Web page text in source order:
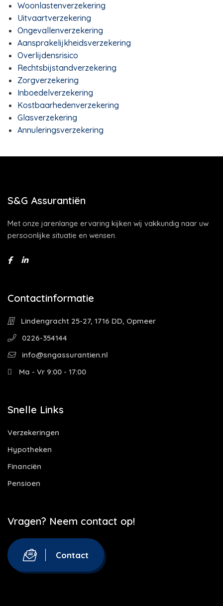
Woonlastenverzekering
Uitvaartverzekering
Ongevallenverzekering
Aansprakelijkheidsverzekering
Overlijdensrisico
Rechtsbijstandverzekering
Zorgverzekering
Inboedelverzekering
Kostbaarhedenverzekering
Glasverzekering
Annuleringsverzekering
S&G Assurantiën
Met onze jarenlange ervaring kijken wij vakkundig naar uw
persoonlijke situatie en wensen.
Contactinformatie
Lindengracht 25-27, 1716 DD, Opmeer
0226-354144
info@sngassurantien.nl
Ma - Vr 9:00 - 17:00
Snelle Links
Verzekeringen
Hypotheken
Financiën
Pensioen
Vragen? Neem contact op!
Contact